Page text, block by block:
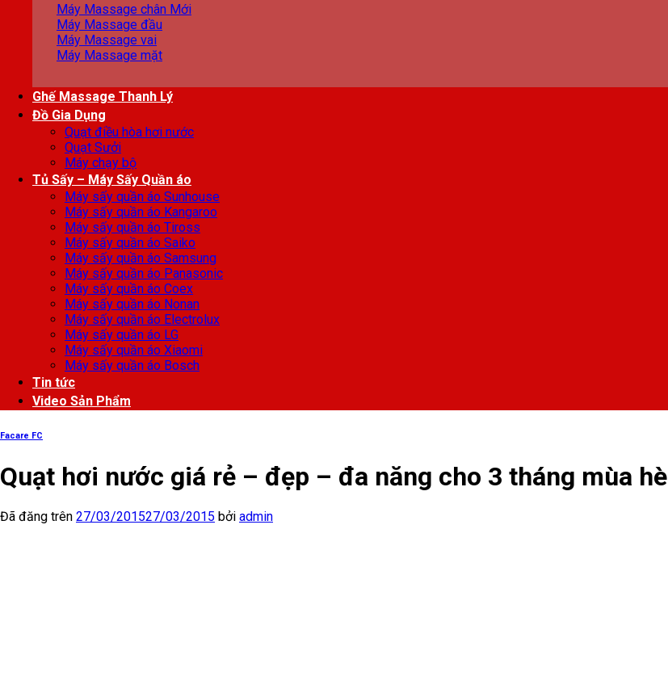
Máy Massage chân
Máy Massage đầu
Máy Massage vai
Máy Massage mặt
Ghế Massage Thanh Lý
Đồ Gia Dụng
Quạt điều hòa hơi nước
Quạt Sưởi
Máy chạy bộ
Tủ Sấy – Máy Sấy Quần áo
Máy sấy quần áo Sunhouse
Máy sấy quần áo Kangaroo
Máy sấy quần áo Tiross
Máy sấy quần áo Saiko
Máy sấy quần áo Samsung
Máy sấy quần áo Panasonic
Máy sấy quần áo Coex
Máy sấy quần áo Nonan
Máy sấy quần áo Electrolux
Máy sấy quần áo LG
Máy sấy quần áo Xiaomi
Máy sấy quần áo Bosch
Tin tức
Video Sản Phẩm
Facare FC
Quạt hơi nước giá rẻ – đẹp – đa năng cho 3 tháng mùa hè
Đã đăng trên 27/03/201527/03/2015 bởi admin